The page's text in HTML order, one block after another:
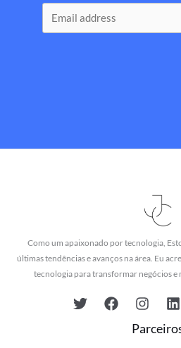
Como um apaixonado por tecnologia,
últimas tendências e avanços na área. Eu
tecnologia para transformar negócios e